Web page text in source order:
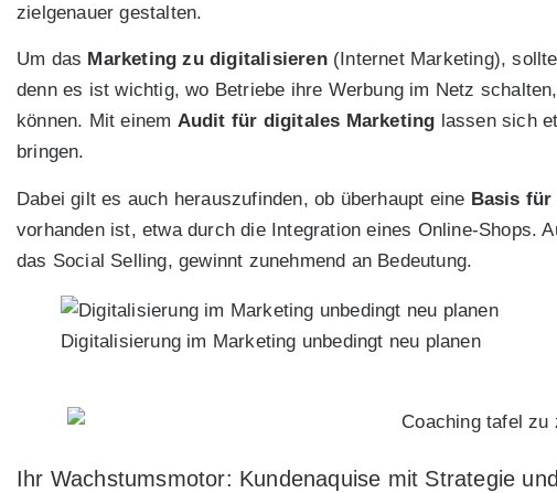
zielgenauer gestalten.
Um das Marketing zu digitalisieren (Internet Marketing),
denn es ist wichtig, wo Betriebe ihre Werbung im Netz
können. Mit einem Audit für digitales Marketing lassen sich
bringen.
Dabei gilt es auch herauszufinden, ob überhaupt eine Basis
vorhanden ist, etwa durch die Integration eines Online-Shops.
das Social Selling, gewinnt zunehmend an Bedeutung.
Digitalisierung im Marketing unbedingt neu planen
Ihr Wachstumsmotor: Kundenaquise mit Strategie